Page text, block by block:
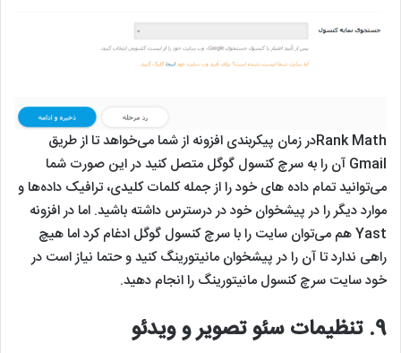
Rank Mathدر زمان پیکربندی افزونه از شما می‌خواهد تا از طریق
Gmail آن را به سرچ کنسول گوگل متصل کنید در این صورت شما
می‌توانید تمام داده های خود را از جمله کلمات کلیدی، ترافیک داده‌ها و
موارد دیگر را در پیشخوان خود در درسترس داشته باشید. اما در افزونه
Yast هم می‌توان سایت را با سرچ کنسول گوگل ادغام کرد اما هیچ
راهی ندارد تا آن را در پیشخوان مانیتورینگ کنید و حتما نیاز است در
خود سایت سرچ کنسول مانیتورینگ را انجام دهید.
9. تنظیمات سئو تصویر و ویدئو